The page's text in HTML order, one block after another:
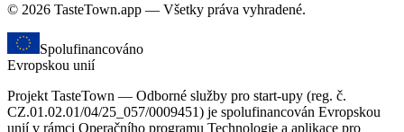
© 2026 TasteTown.app — Všetky práva vyhradené.
Spolufinancováno
Evropskou unií
Projekt TasteTown — Odborné služby pro start-upy (reg. č.
CZ.01.02.01/04/25_057/0009451) je spolufinancován Evropskou
unií v rámci Operačního programu Technologie a aplikace pro